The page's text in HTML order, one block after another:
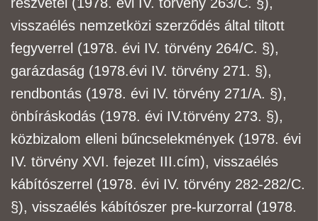
visszaélés nemzetközi szerződés által tiltott
fegyverrel (1978. évi IV. törvény 264/C. §),
garázdaság (1978.évi IV. törvény 271. §),
rendbontás (1978. évi IV. törvény 271/A. §),
önbíráskodás (1978. évi IV.törvény 273. §),
közbizalom elleni bűncselekmények (1978. évi
IV. törvény XVI. fejezet III.cím), visszaélés
kábítószerrel (1978. évi IV. törvény 282-282/C.
§), visszaélés kábítószer pre-kurzorral (1978.